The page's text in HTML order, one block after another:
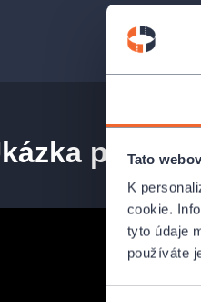
Tato
K
cookie.
tyto údaje
používáte
Zdeněk Hruška